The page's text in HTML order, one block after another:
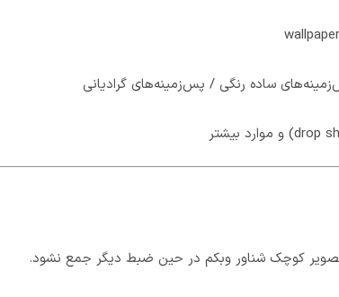
ساده رنگی / پس‌زمینه‌های گرادیانی